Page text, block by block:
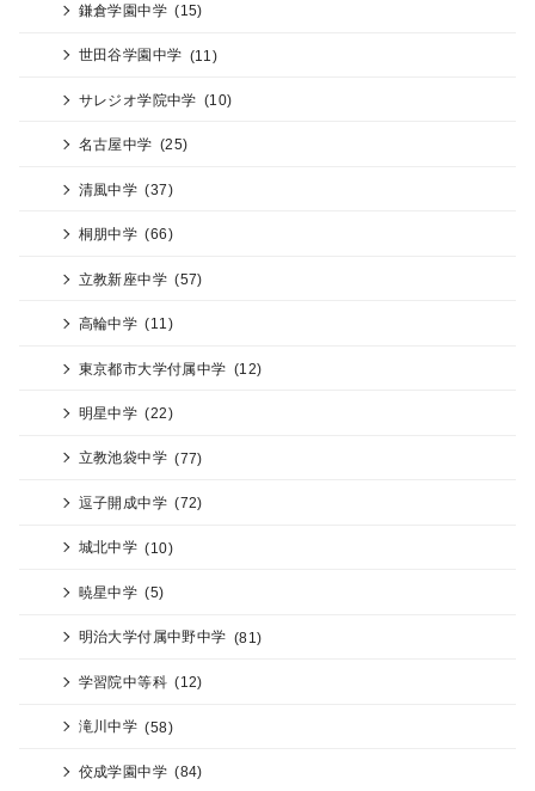
鎌倉学園中学 (15)
世田谷学園中学 (11)
サレジオ学院中学 (10)
名古屋中学 (25)
清風中学 (37)
桐朋中学 (66)
立教新座中学 (57)
高輪中学 (11)
東京都市大学付属中学 (12)
明星中学 (22)
立教池袋中学 (77)
逗子開成中学 (72)
城北中学 (10)
暁星中学 (5)
明治大学付属中野中学 (81)
学習院中等科 (12)
滝川中学 (58)
佼成学園中学 (84)